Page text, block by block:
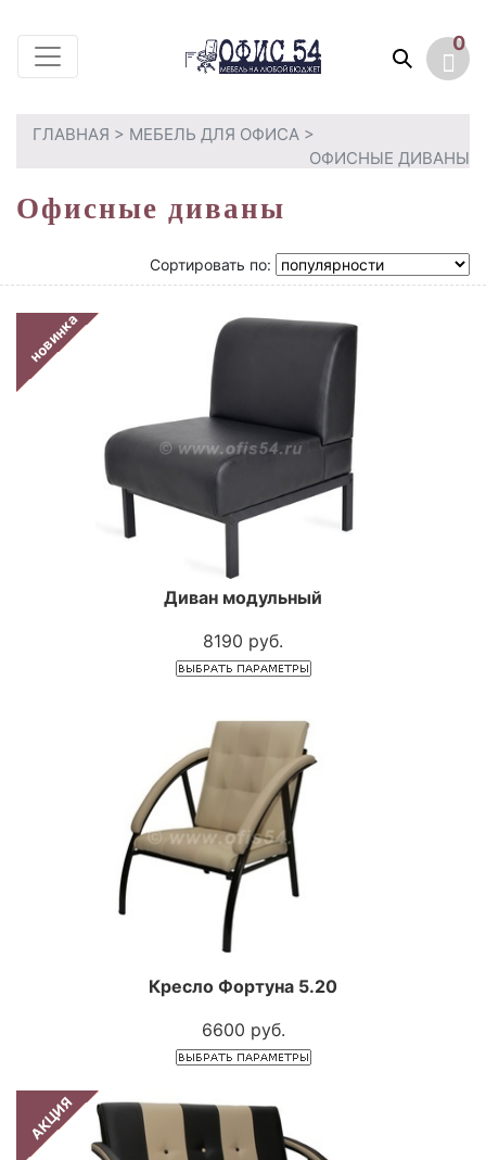
ГЛАВНАЯ > МЕБЕЛЬ ДЛЯ ОФИСА >
ОФИСНЫЕ ДИВАНЫ
Офисные диваны
Сортировать по:
новинка
Диван модульный
8190 руб.
Кресло Фортуна 5.20
6600 руб.
АКЦИЯ
0